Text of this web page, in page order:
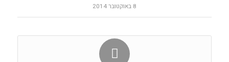
8 באוקטובר 2014